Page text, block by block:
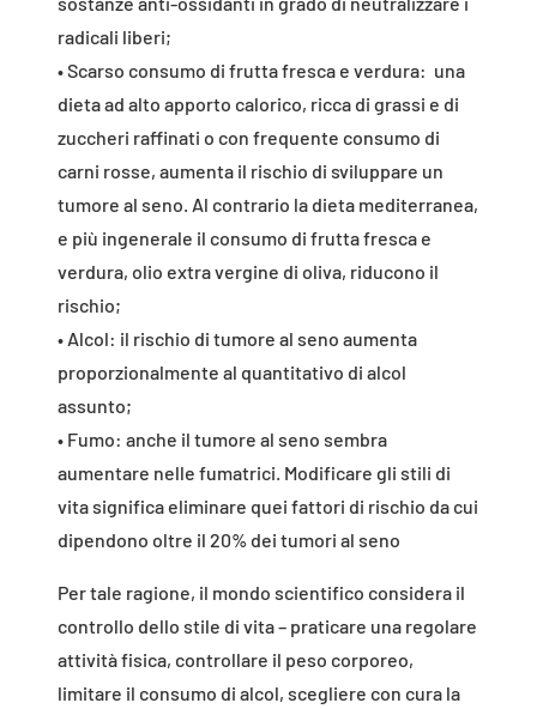
radicali liberi;
• Scarso consumo di frutta fresca e verdura: una
dieta ad alto apporto calorico, ricca di grassi e di
zuccheri raffinati o con frequente consumo di
carni rosse, aumenta il rischio di sviluppare un
tumore al seno. Al contrario la dieta mediterranea,
e più ingenerale il consumo di frutta fresca e
verdura, olio extra vergine di oliva, riducono il
rischio;
• Alcol: il rischio di tumore al seno aumenta
proporzionalmente al quantitativo di alcol
assunto;
• Fumo: anche il tumore al seno sembra
aumentare nelle fumatrici. Modificare gli stili di
vita significa eliminare quei fattori di rischio da cui
dipendono oltre il 20% dei tumori al seno
Per tale ragione, il mondo scientifico considera il
controllo dello stile di vita – praticare una regolare
attività fisica, controllare il peso corporeo,
limitare il consumo di alcol, scegliere con cura la